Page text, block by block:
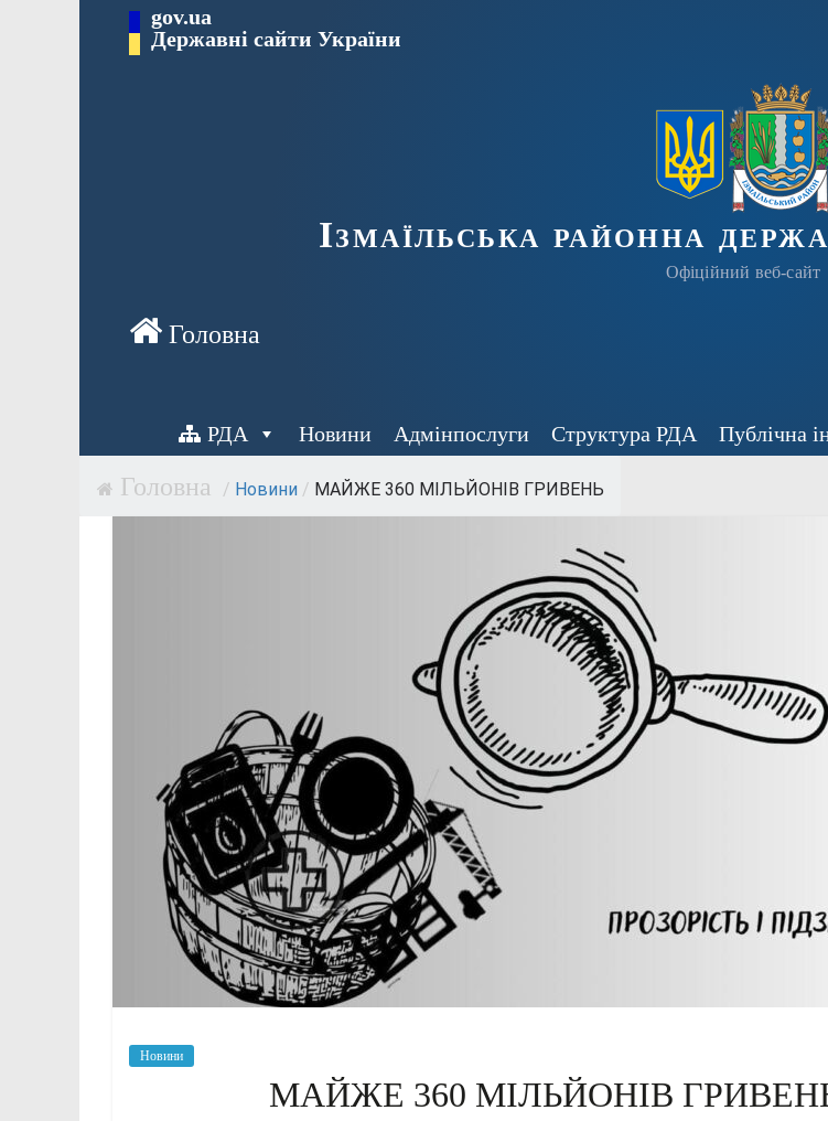
gov.ua
Державні сайти України
Ізмаїльська районна
Офіційний веб-сайт
РДА Новини Адмінпослуги Структура РДА Публічна
/ Новини / МАЙЖЕ 360 МІЛЬЙОНІВ ГРИВЕНЬ
Новини
МАЙЖЕ 360 МІЛЬЙОНІВ